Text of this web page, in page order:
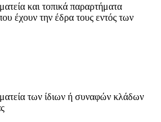
και τοπικά παραρτήματα
έχουν την έδρα τους εντός των
των ίδιων ή συναφών κλάδων